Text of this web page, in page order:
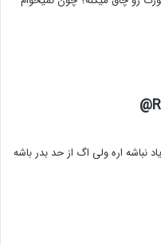
:
نباشه اره ولی اگ از حد بدر باشه